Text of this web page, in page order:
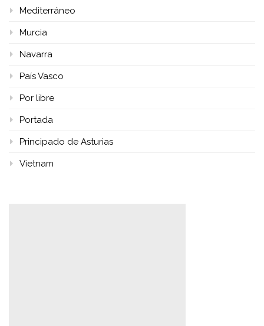
Mediterráneo
Murcia
Navarra
País Vasco
Por libre
Portada
Principado de Asturias
Vietnam